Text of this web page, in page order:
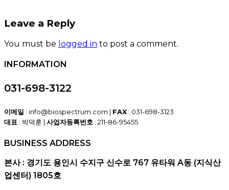
Leave a Reply
You must be logged in to post a comment.
INFORMATION
031-698-3122
이메일 : info@biospectrum.com | FAX: 031-698-3123
대표 : 박덕훈 | 사업자등록번호 : 211-86-95455
BUSINESS ADDRESS
본사 : 경기도 용인시 수지구 신수로 767 유타워 A동 (지식산
업센터) 1805호